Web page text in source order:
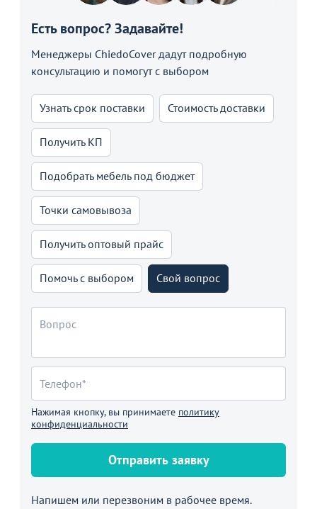
Есть вопрос? Задавайте!
Менеджеры ChiedoCover дадут подробную
консультацию и помогут с выбором
Узнать срок поставки Стоимость доставки
Получить КП
Подобрать мебель под бюджет
Точки самовывоза
Получить оптовый прайс
Помочь с выбором Свой вопрос
Нажимая кнопку, вы принимаете политику
конфиденциальности
Отправить заявку
Напишем или перезвоним в рабочее время.